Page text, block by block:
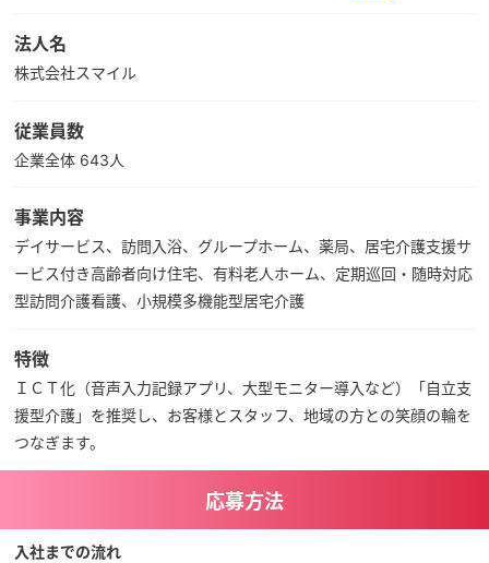
法人名
株式会社スマイル
従業員数
企業全体 643人
事業内容
デイサービス、訪問入浴、グループホーム、薬局、居宅介護支援サ
ービス付き高齢者向け住宅、有料老人ホーム、定期巡回・随時対応
型訪問介護看護、小規模多機能型居宅介護
特徴
ＩＣＴ化（音声入力記録アプリ、大型モニター導入など）「自立支
援型介護」を推奨し、お客様とスタッフ、地域の方との笑顔の輪を
つなぎます。
応募方法
入社までの流れ